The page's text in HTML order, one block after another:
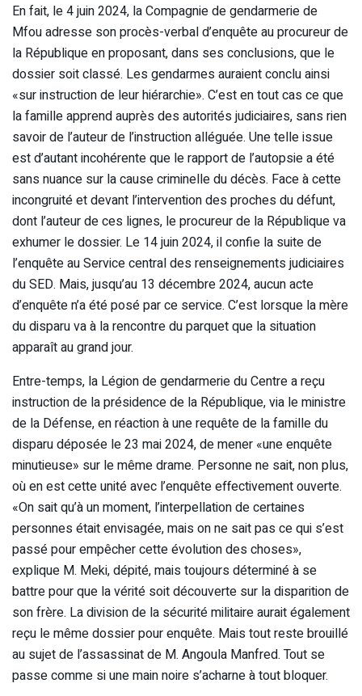
En fait, le 4 juin 2024, la Compagnie de gendarmerie de
Mfou adresse son procès-verbal d’enquête au procureur de
la République en proposant, dans ses conclusions, que le
dossier soit classé. Les gendarmes auraient conclu ainsi
«sur instruction de leur hiérarchie». C’est en tout cas ce que
la famille apprend auprès des autorités judiciaires, sans rien
savoir de l’auteur de l’instruction alléguée. Une telle issue
est d’autant incohérente que le rapport de l’autopsie a été
sans nuance sur la cause criminelle du décès. Face à cette
incongruité et devant l’intervention des proches du défunt,
dont l’auteur de ces lignes, le procureur de la République va
exhumer le dossier. Le 14 juin 2024, il confie la suite de
l’enquête au Service central des renseignements judiciaires
du SED. Mais, jusqu’au 13 décembre 2024, aucun acte
d’enquête n’a été posé par ce service. C’est lorsque la mère
du disparu va à la rencontre du parquet que la situation
apparaît au grand jour.
Entre-temps, la Légion de gendarmerie du Centre a reçu
instruction de la présidence de la République, via le ministre
de la Défense, en réaction à une requête de la famille du
disparu déposée le 23 mai 2024, de mener «une enquête
minutieuse» sur le même drame. Personne ne sait, non plus,
où en est cette unité avec l’enquête effectivement ouverte.
«On sait qu’à un moment, l’interpellation de certaines
personnes était envisagée, mais on ne sait pas ce qui s’est
passé pour empêcher cette évolution des choses»,
explique M. Meki, dépité, mais toujours déterminé à se
battre pour que la vérité soit découverte sur la disparition de
son frère. La division de la sécurité militaire aurait également
reçu le même dossier pour enquête. Mais tout reste brouillé
au sujet de l’assassinat de M. Angoula Manfred. Tout se
passe comme si une main noire s’acharne à tout bloquer.